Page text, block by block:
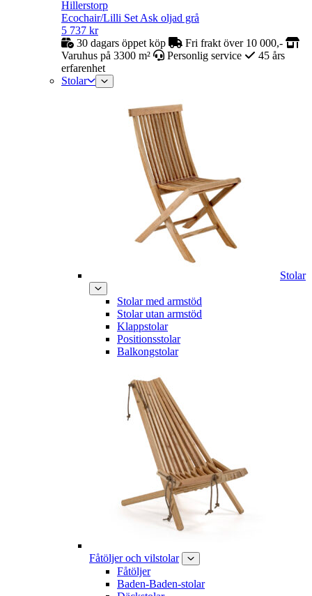
Hillerstorp
Ecochair/Lilli Set Ask oljad grå
5 737 kr
30 dagars öppet köp
Fri frakt över 10 000,-
Varuhus på 3300 m²
Personlig service
45 års
erfarenhet
Stolar
Stolar
Stolar med armstöd
Stolar utan armstöd
Klappstolar
Positionsstolar
Balkongstolar
Fåtöljer och vilstolar
Fåtöljer
Baden-Baden-stolar